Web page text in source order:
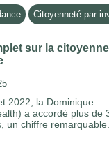
Citoyenneté par
sur la
2022, la Dominique
a accordé plus de
un chiffre remarquable...